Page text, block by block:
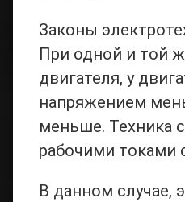
Законы
При одной и той
двигателя, у
напряжением
меньше. Техника
рабочими токами
В данном случае,